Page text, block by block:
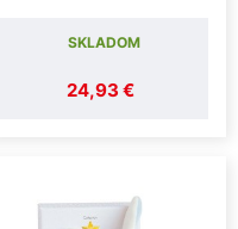
24,93 €
SKLADOM